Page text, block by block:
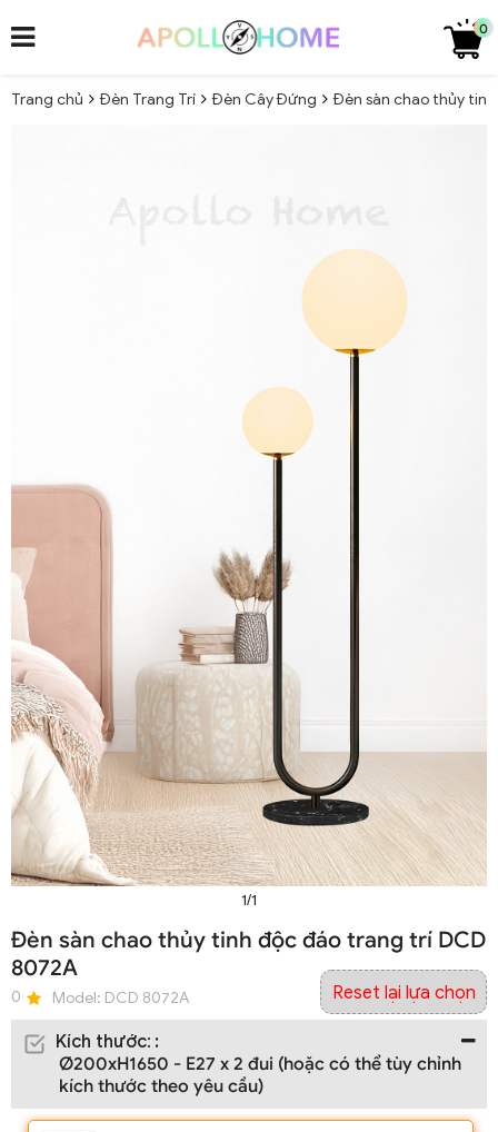
0
Trang chủ Đèn Trang Trí Đèn Cây Đứng Đèn sàn chao thủy
1/1
Đèn sàn chao thủy tinh độc đáo trang trí DCD
8072A
0 Model: DCD 8072A
Kích thước: :
Ø200xH1650 - E27 x 2 đui (hoặc có thể tùy chỉnh
kích thước theo yêu cầu)
Reset lại lựa chọn